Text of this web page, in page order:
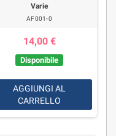
Varie
AF001-0
14,00 €
Disponibile
AGGIUNGI AL
CARRELLO